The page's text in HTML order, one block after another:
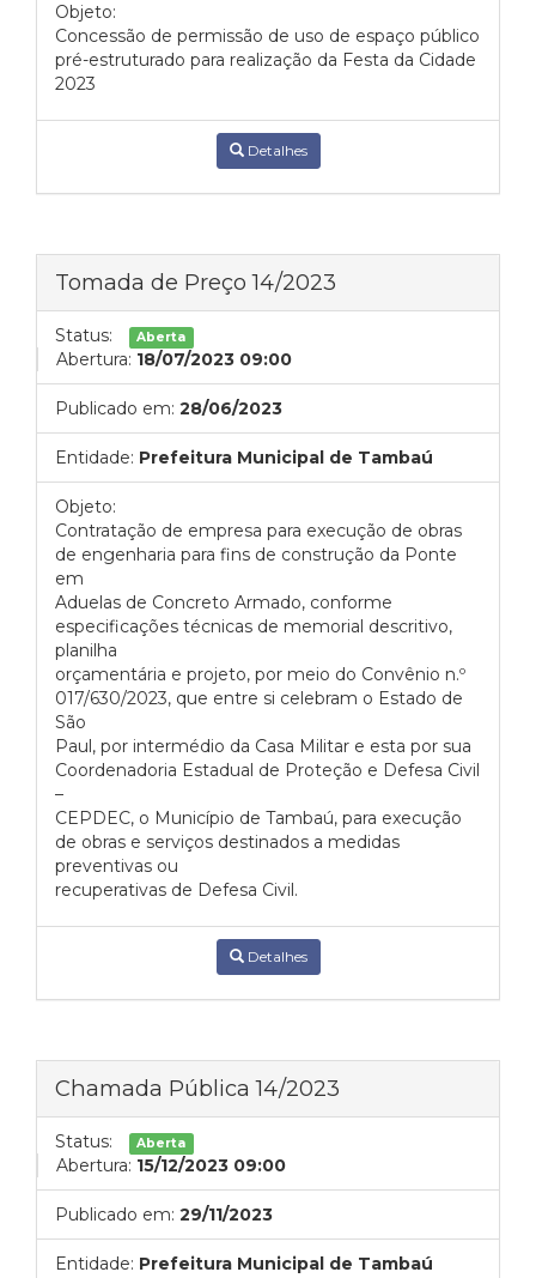
Objeto:
Concessão de permissão de uso de espaço público
pré-estruturado para realização da Festa da Cidade
2023
Detalhes
Tomada de Preço 14/2023
Status: Aberta
Abertura: 18/07/2023 09:00
Publicado em: 28/06/2023
Entidade: Prefeitura Municipal de Tambaú
Objeto:
Contratação de empresa para execução de obras
de engenharia para fins de construção da Ponte
em
Aduelas de Concreto Armado, conforme
especificações técnicas de memorial descritivo,
planilha
orçamentária e projeto, por meio do Convênio n.º
017/630/2023, que entre si celebram o Estado de
São
Paul, por intermédio da Casa Militar e esta por sua
Coordenadoria Estadual de Proteção e Defesa Civil
–
CEPDEC, o Município de Tambaú, para execução
de obras e serviços destinados a medidas
preventivas ou
recuperativas de Defesa Civil.
Detalhes
Chamada Pública 14/2023
Status: Aberta
Abertura: 15/12/2023 09:00
Publicado em: 29/11/2023
Entidade: Prefeitura Municipal de Tambaú